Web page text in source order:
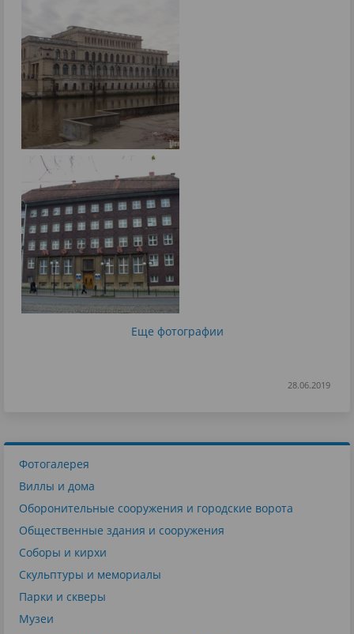
Еще фотографии
28.06.2019
Фотогалерея
Виллы и дома
Оборонительные сооружения и городские ворота
Общественные здания и сооружения
Соборы и кирхи
Скульптуры и мемориалы
Парки и скверы
Музеи